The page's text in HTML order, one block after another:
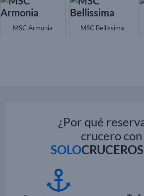
MSC Armonia MSC Bellissima
¿Por qué
crucero con
SOLO